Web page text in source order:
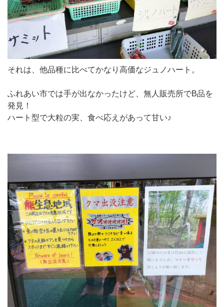
それは、他品種に比べてかなり高価なジュノハート。
ふれあい市では手が出なかったけど、無人販売所でB品を
発見！
ハート型で大粒の実、食べ応えがあって甘い♪